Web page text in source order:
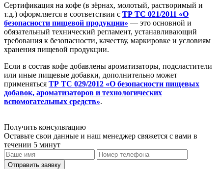
Сертификация на кофе (в зёрнах, молотый, растворимый и
т.д.) оформляется в соответствии с ТР ТС 021/2011 «О
безопасности пищевой продукции» — это основной и
обязательный технический регламент, устанавливающий
требования к безопасности, качеству, маркировке и условиям
хранения пищевой продукции.
Если в состав кофе добавлены ароматизаторы, подсластители
или иные пищевые добавки, дополнительно может
применяться ТР ТС 029/2012 «О безопасности пищевых
добавок, ароматизаторов и технологических
вспомогательных средств».
Получить консультацию
Оставьте свои данные и наш менеджер свяжется с вами в
течении 5 минут
Отправить заявку